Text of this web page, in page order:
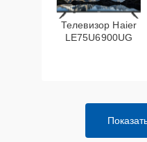
Телевизор Haier
LE75U6900UG